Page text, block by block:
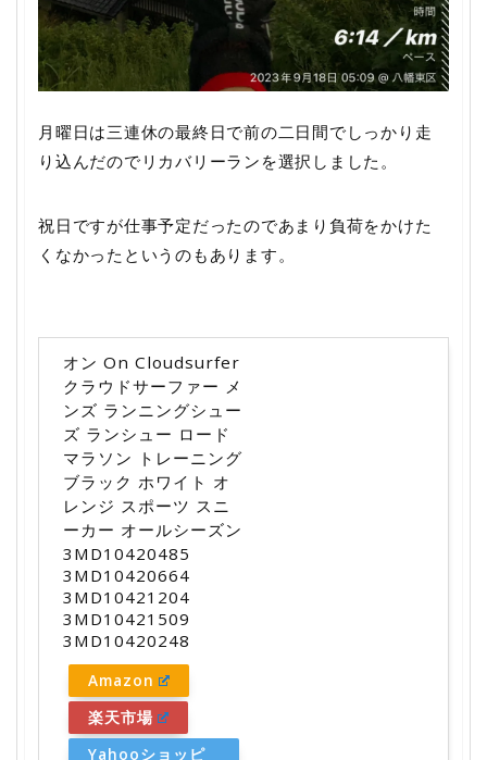
月曜日は三連休の最終日で前の二日間でしっかり走
り込んだのでリカバリーランを選択しました。
祝日ですが仕事予定だったのであまり負荷をかけた
くなかったというのもあります。
オン On Cloudsurfer
クラウドサーファー メ
ンズ ランニングシュー
ズ ランシュー ロード
マラソン トレーニング
ブラック ホワイト オ
レンジ スポーツ スニ
ーカー オールシーズン
3MD10420485
3MD10420664
3MD10421204
3MD10421509
3MD10420248
Amazon
楽天市場
Yahooショッピ